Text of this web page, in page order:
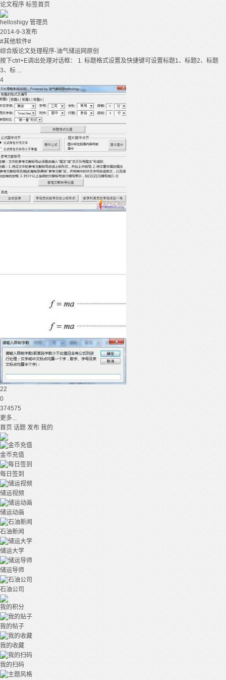
论文程序 标签首页
helloshigy 管理员
2014-9-3发布
#其他软件#
综合版论文处理程序-油气储运网原创
按下ctrl+E调出处理对话框： 1. 标题格式设置及快捷键可设置标题1、标题2、标题
3、标 ...
4
22
0
374575
更多...
首页 话题 发布 我的
金币充值
每日签到
储运视频
储运动画
石油新闻
储运大学
储运导师
石油公司
我的积分
我的帖子
我的收藏
我的扫码